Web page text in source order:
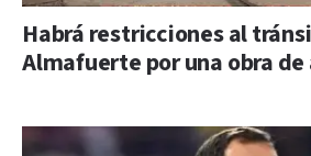
Habrá restricciones al
Almafuerte por una obra